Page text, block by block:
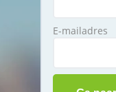
E-mailadres